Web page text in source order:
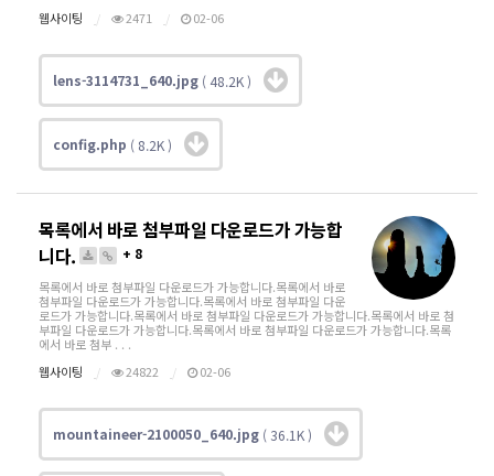
웹사이팅
2471 02-06
lens-3114731_640.jpg ( 48.2K )
config.php ( 8.2K )
목록에서 바로 첨부파일 다운로드가 가능합
니다.
+ 8
목록에서 바로 첨부파일 다운로드가 가능합니다.목록에서 바로
첨부파일 다운로드가 가능합니다.목록에서 바로 첨부파일 다운
로드가 가능합니다.목록에서 바로 첨부파일 다운로드가 가능합니다.목록에서 바로 첨
부파일 다운로드가 가능합니다.목록에서 바로 첨부파일 다운로드가 가능합니다.목록
에서 바로 첨부 . . .
웹사이팅
24822 02-06
mountaineer-2100050_640.jpg ( 36.1K )